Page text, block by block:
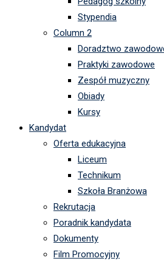
Stypendia
Column 2
Doradztwo
Praktyki zawodowe
Zespół muzyczny
Obiady
Kursy
Kandydat
Oferta edukacyjna
Liceum
Technikum
Szkoła Branżowa
Rekrutacja
Poradnik kandydata
Dokumenty
Film Promocyjny